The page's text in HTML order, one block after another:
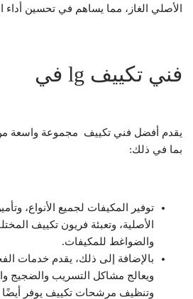
الأصلي الغاز، مما يساهم في تحسين أداء
فني تكييف lg في
يقدم أفضل فني تكييف مجموعة واسعة
بما في ذلك:
توفير المكيفات لجميع الأنواع،
الأصلية، وتعبئة فريون تكييف
والضواغط للمكيفات.
بالإضافة إلى ذلك، يقدم خدمات
ويعالج مشاكل التسريب والضجيج
وتنظيف مرشحات تكييف يوفر أيضًا